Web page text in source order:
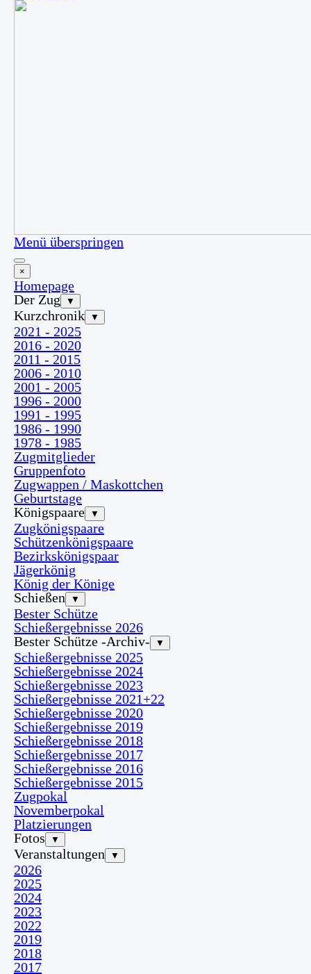
Menü überspringen
×
Homepage
Der Zug
▼
Kurzchronik ▼
2021 - 2025
2016 - 2020
2011 - 2015
2006 - 2010
2001 - 2005
1996 - 2000
1991 - 1995
1986 - 1990
1978 - 1985
Zugmitglieder
Gruppenfoto
Zugwappen / Maskottchen
Geburtstage
Königspaare
▼
Zugkönigspaare
Schützenkönigspaare
Bezirkskönigspaar
Jägerkönig
König der Könige
Schießen
▼
Bester Schütze
Schießergebnisse 2026
Bester Schütze -Archiv-
▼
Schießergebnisse 2025
Schießergebnisse 2024
Schießergebnisse 2023
Schießergebnisse 2021+22
Schießergebnisse 2020
Schießergebnisse 2019
Schießergebnisse 2018
Schießergebnisse 2017
Schießergebnisse 2016
Schießergebnisse 2015
Zugpokal
Novemberpokal
Platzierungen
Fotos
▼
Veranstaltungen ▼
2026
2025
2024
2023
2022
2019
2018
2017